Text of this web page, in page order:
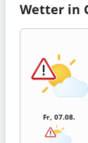
Wetter in
Fr, 07.08.